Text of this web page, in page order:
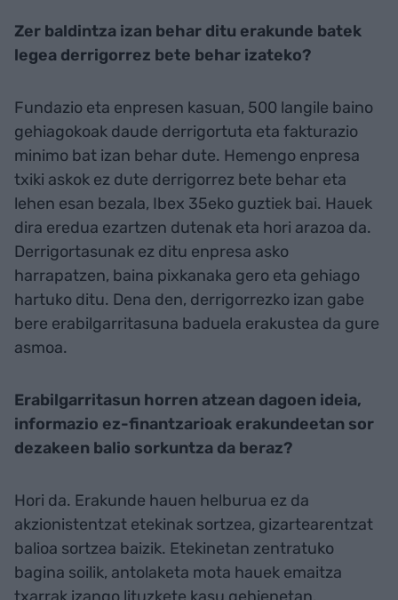
Zer baldintza izan behar ditu erakunde batek
legea derrigorrez bete behar izateko?
Fundazio eta enpresen kasuan, 500 langile baino
gehiagokoak daude derrigortuta eta fakturazio
minimo bat izan behar dute. Hemengo enpresa
txiki askok ez dute derrigorrez bete behar eta
lehen esan bezala, Ibex 35eko guztiek bai. Hauek
dira eredua ezartzen dutenak eta hori arazoa da.
Derrigortasunak ez ditu enpresa asko
harrapatzen, baina pixkanaka gero eta gehiago
hartuko ditu. Dena den, derrigorrezko izan gabe
bere erabilgarritasuna baduela erakustea da gure
asmoa.
Erabilgarritasun horren atzean dagoen ideia,
informazio ez-finantzarioak erakundeetan sor
dezakeen balio sorkuntza da beraz?
Hori da. Erakunde hauen helburua ez da
akzionistentzat etekinak sortzea, gizartearentzat
balioa sortzea baizik. Etekinetan zentratuko
bagina soilik, antolaketa mota hauek emaitza